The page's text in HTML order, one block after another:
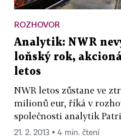
ROZHOVOR
Analytik: NWR
loňský rok,
letos
NWR letos zůstane ve
milionů eur, říká v
společnosti analytik
21. 2. 2013 ▪ 4 min. čtení